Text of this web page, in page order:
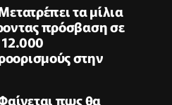
τα μίλια
πρόσβαση σε
στην
πως θα